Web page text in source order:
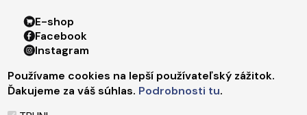
Footer menu 4
E-shop
Facebook
Instagram
LinkedIn
Youtube
Používame cookies na lepší používateľský zážitok.
Ďakujeme za váš súhlas. Podrobnosti tu.